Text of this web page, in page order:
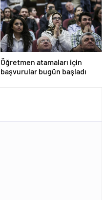
Öğretmen atamaları için
başvurular bugün başladı